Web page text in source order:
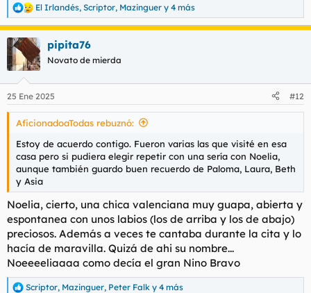
R
e
a
c
c
i
e
s
El Irlandés, Scriptor, Mazinguer y 4 más
pipita76
Novato de mierda
25 Ene 2025 #12
AficionadoaTodas rebuznó:
Estoy de acuerdo contigo. Fueron varias las que visité en esa
casa pero si pudiera elegir repetir con una sería con Noelia,
aunque también guardo buen recuerdo de Paloma, Laura, Beth
y Asia
Noelia, cierto, una chica valenciana muy guapa, abierta y
espontanea con unos labios (los de arriba y los de abajo)
preciosos. Además a veces te cantaba durante la cita y lo
hacía de maravilla. Quizá de ahi su nombre...
Noeeeeliaaaa como decía el gran Nino Bravo
Scriptor, Mazinguer, Peter Falk y 4 más